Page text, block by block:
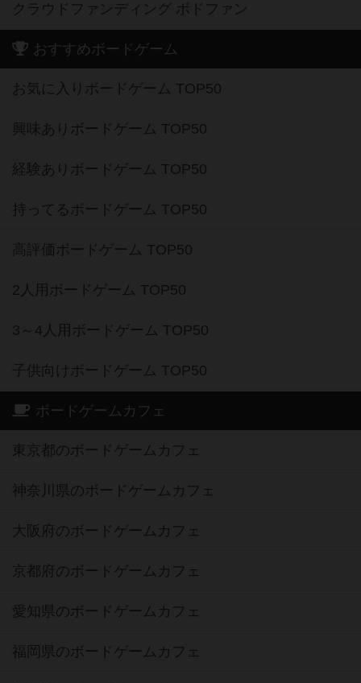
クラウドファンディング ボドファン
おすすめボードゲーム
お気に入りボードゲーム TOP50
興味ありボードゲーム TOP50
経験ありボードゲーム TOP50
持ってるボードゲーム TOP50
高評価ボードゲーム TOP50
2人用ボードゲーム TOP50
3～4人用ボードゲーム TOP50
子供向けボードゲーム TOP50
ボードゲームカフェ
東京都のボードゲームカフェ
神奈川県のボードゲームカフェ
大阪府のボードゲームカフェ
京都府のボードゲームカフェ
愛知県のボードゲームカフェ
福岡県のボードゲームカフェ